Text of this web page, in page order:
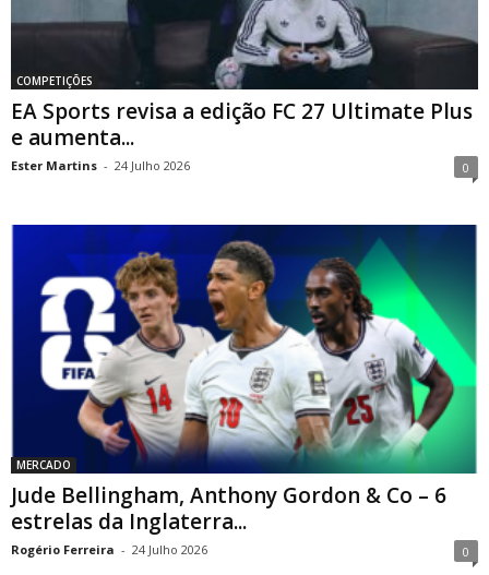
COMPETIÇÕES
EA Sports revisa a edição FC 27 Ultimate Plus
e aumenta...
Ester Martins - 24 Julho 2026 0
MERCADO
Jude Bellingham, Anthony Gordon & Co – 6
estrelas da Inglaterra...
Rogério Ferreira - 24 Julho 2026 0